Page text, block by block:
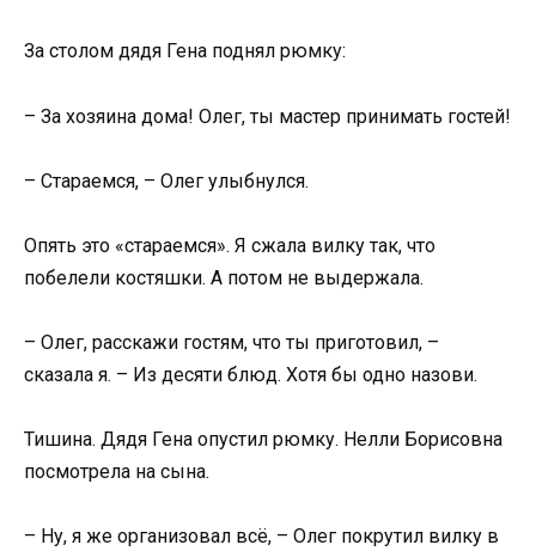
За столом дядя Гена поднял рюмку:
– За хозяина дома! Олег, ты мастер принимать гостей!
– Стараемся, – Олег улыбнулся.
Опять это «стараемся». Я сжала вилку так, что
побелели костяшки. А потом не выдержала.
– Олег, расскажи гостям, что ты приготовил, –
сказала я. – Из десяти блюд. Хотя бы одно назови.
Тишина. Дядя Гена опустил рюмку. Нелли Борисовна
посмотрела на сына.
– Ну, я же организовал всё, – Олег покрутил вилку в